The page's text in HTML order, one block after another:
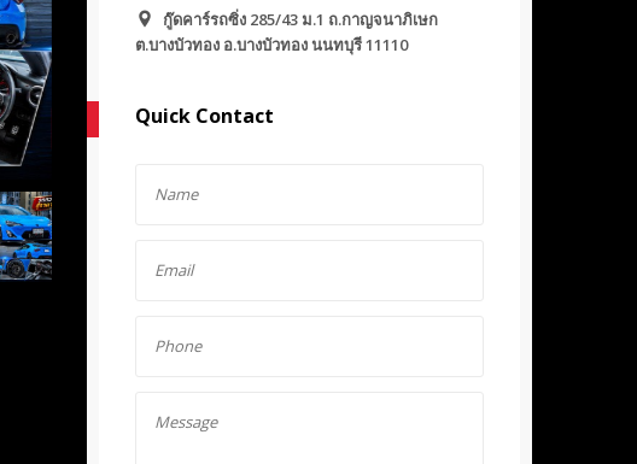
กู๊ดคาร์รถซิ่ง 285/43 ม.1 ถ.กาญจนาภิเษก
ต.บางบัวทอง อ.บางบัวทอง นนทบุรี 11110
Quick Contact